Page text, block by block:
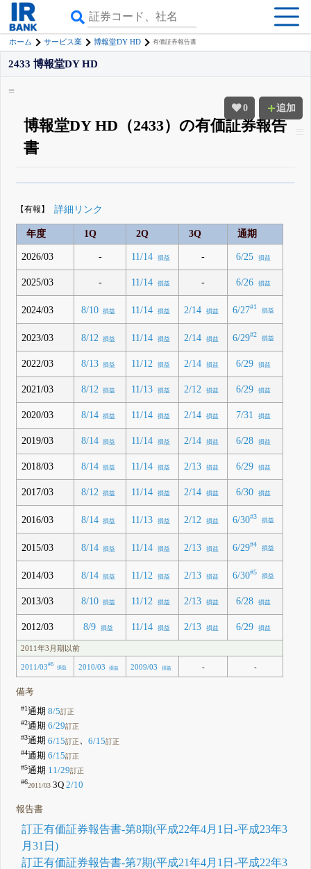
ホーム サービス業 博報堂DY HD 有価証券報告書
0 追加
2433 博報堂DY HD
博報堂DY HD（2433）の有価証券報告
書
詳しく見られる無料でβ版をはじめる
登録すると永久30%OFFと米株版の先行利用も付きます
【有報】 詳細リンク
年度 1Q 2Q 3Q 通期
2026/03 - 11/14 損益 - 6/25 損益
2025/03 - 11/14 損益 - 6/26 損益
2024/03 8/10 損益 11/14 損益 2/14 損益 6/27#1
損益
2023/03 8/12 損益 11/14 損益 2/14 損益 6/29#2
損益
2022/03 8/13 損益 11/12 損益 2/14 損益 6/29 損益
2021/03 8/12 損益 11/13 損益 2/12 損益 6/29 損益
2020/03 8/14 損益 11/14 損益 2/14 損益 7/31 損益
2019/03 8/14 損益 11/14 損益 2/14 損益 6/28 損益
2018/03 8/14 損益 11/14 損益 2/13 損益 6/29 損益
2017/03 8/12 損益 11/14 損益 2/14 損益 6/30 損益
2016/03 8/14 損益 11/13 損益 2/12 損益 6/30#3
損益
2015/03 8/14 損益 11/14 損益 2/13 損益 6/29#4
損益
2014/03 8/14 損益 11/12 損益 2/13 損益 6/30#5
損益
2013/03 8/10 損益 11/12 損益 2/13 損益 6/28 損益
2012/03 8/9 損益 11/14 損益 2/13 損益 6/29 損益
2011年3月期以前
2011/03#6
損益 2010/03 損益 2009/03 損益 - -
備考
#1通期 8/5訂正
#2通期 6/29訂正
#3通期 6/15訂正、 6/15訂正
#4通期 6/15訂正
#5通期 11/29訂正
#62011/033Q 2/10
報告書
訂正有価証券報告書-第8期(平成22年4月1日-平成23年3
月31日)
訂正有価証券報告書-第7期(平成21年4月1日-平成22年3